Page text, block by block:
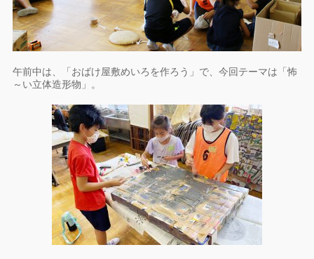
午前中は、「おばけ屋敷めいろを作ろう」で、今回テーマは「怖
～い立体造形物」。